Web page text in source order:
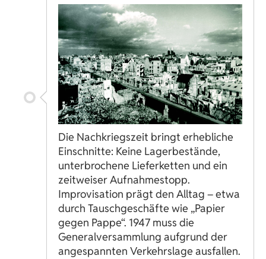
Die Nachkriegszeit bringt erhebliche
Einschnitte: Keine Lagerbestände,
unterbrochene Lieferketten und ein
zeitweiser Aufnahmestopp.
Improvisation prägt den Alltag – etwa
durch Tauschgeschäfte wie „Papier
gegen Pappe“. 1947 muss die
Generalversammlung aufgrund der
angespannten Verkehrslage ausfallen.